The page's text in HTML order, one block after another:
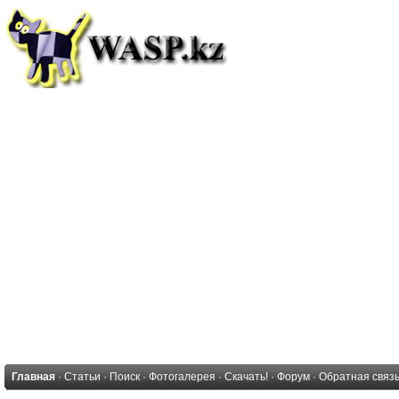
Главная · Статьи · Поиск · Фотогалерея · Скачать! · Форум · Обратная связь